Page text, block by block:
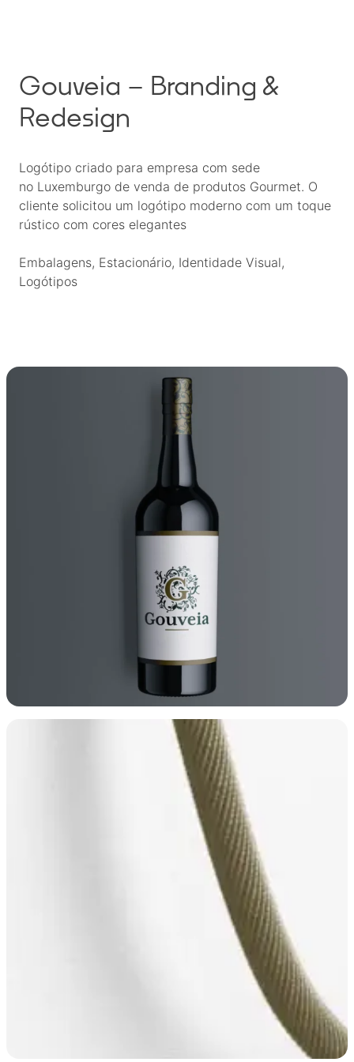
Gouveia – Branding &
Redesign
Logótipo criado para empresa com sede
no Luxemburgo de venda de produtos Gourmet. O
cliente solicitou um logótipo moderno com um toque
rústico com cores elegantes
Embalagens, Estacionário, Identidade Visual
Logótipos